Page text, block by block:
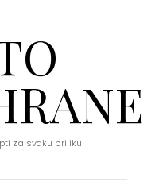
za svaku priliku